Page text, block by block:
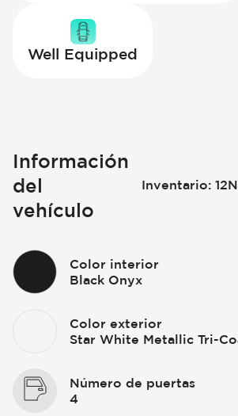
Well Equipped
Información
del
vehículo
Inventario:
Color interior
Black Onyx
Color exterior
Star White Metallic Tri-
Número de puertas
4